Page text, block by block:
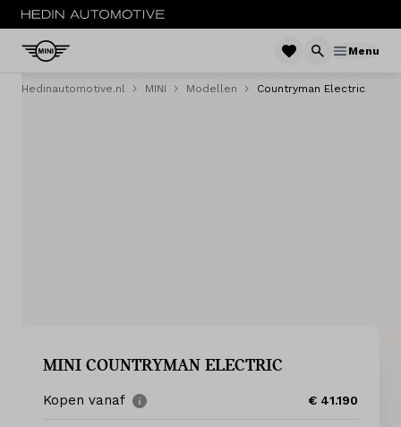
Menu
MENU
Onderhoud
Diensten
Hedinautomotive.nl MINI Modellen Countryman Electric
MINI COUNTRYMAN ELECTRIC
Kopen vanaf € 41.190